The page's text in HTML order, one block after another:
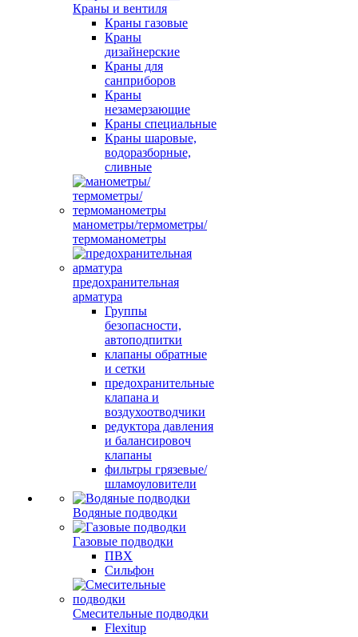
Краны и вентиля
Краны газовые
Краны
дизайнерские
Краны для
санприборов
Краны
незамерзающие
Краны специальные
Краны шаровые,
водоразборные,
сливные
манометры/термометры/
термоманометры
предохранительная
арматура
Группы
безопасности,
автоподпитки
клапаны обратные
и сетки
предохранительные
клапана и
воздухоотводчики
редуктора давления
и балансировоч
клапаны
фильтры грязевые/
шламоуловители
Водяные подводки
Газовые подводки
ПВХ
Сильфон
Смесительные подводки
Flexitup